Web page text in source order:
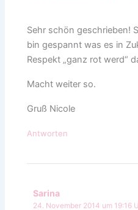
Sehr schön geschrieben!
bin gespannt was es in
Respekt „ganz rot werd“
Macht weiter so.
Gruß Nicole
Antworten
Sarina
24. November 2014 um 19:16